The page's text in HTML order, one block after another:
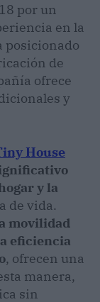
por un
en la
posicionado
de
ofrece
y
House
y la
de vida.
movilidad
eficiencia
, ofrecen una
manera,
sin